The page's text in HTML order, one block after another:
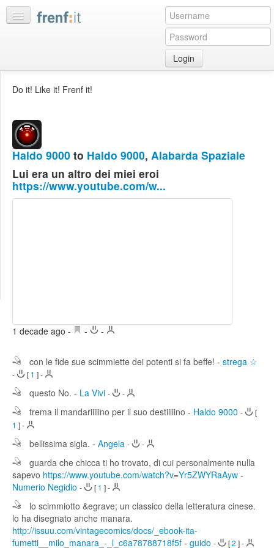
Login
My
discussions
Bookmarks
Best
Do it! Like it! Frenf it!
Haldo 9000 to Haldo 9000, Alabarda Spaziale
Lui era un altro dei miei eroi
https://www.youtube.com/w...
1 decade ago - - -
con le fide sue scimmiette dei potenti si fa beffe! - strega ☆
- [ 1 ]-
questo No. - La Vivi - -
trema il mandariiiiino per il suo destiiiiino - Haldo 9000 -
[
1 ]-
bellissima sigla. - Angela - -
guarda che chicca ti ho trovato, di cui personalmente nulla
sapevo https://www.youtube.com/watch?v=Yr5ZWYRaAyw -
Numerio Negidio - [ 1 ]-
lo scimmiotto &egrave; un classico della letteratura cinese.
lo ha disegnato anche manara.
http://issuu.com/vintagecomics/docs/_ebook-ita-
fumetti__milo_manara_-_l_c6a78788718f5f - guido - [2 ]-